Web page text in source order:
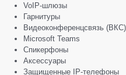
VoIP-шлюзы
Гарнитуры
Видеоконференцсвязь (ВКС)
Microsoft Teams
Спикерфоны
Аксессуары
Защищенные IP-телефоны